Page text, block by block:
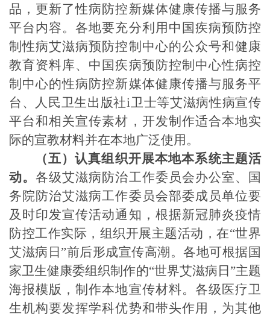
品，更新了性病防控新媒体健康传播与服务
平台内容。各地要充分利用中国疾病预防控
制性病艾滋病预防控制中心的公众号和健康
教育资料库、中国疾病预防控制中心性病控
制中心的性病防控新媒体健康传播与服务平
台、人民卫生出版社i卫士等艾滋病性病宣传
平台和相关宣传素材，开发制作适合本地实
际的宣教材料并在本地广泛使用。
（五）认真组织开展本地本系统主题活
动。各级艾滋病防治工作委员会办公室、国
务院防治艾滋病工作委员会部委成员单位要
及时印发宣传活动通知，根据新冠肺炎疫情
防控工作实际，组织开展主题活动，在“世界
艾滋病日”前后形成宣传高潮。各地可根据国
家卫生健康委组织制作的“世界艾滋病日 ”主题
海报模版，制作本地宣传材料。各级医疗卫
生机构要发挥学科优势和带头作用，为其他